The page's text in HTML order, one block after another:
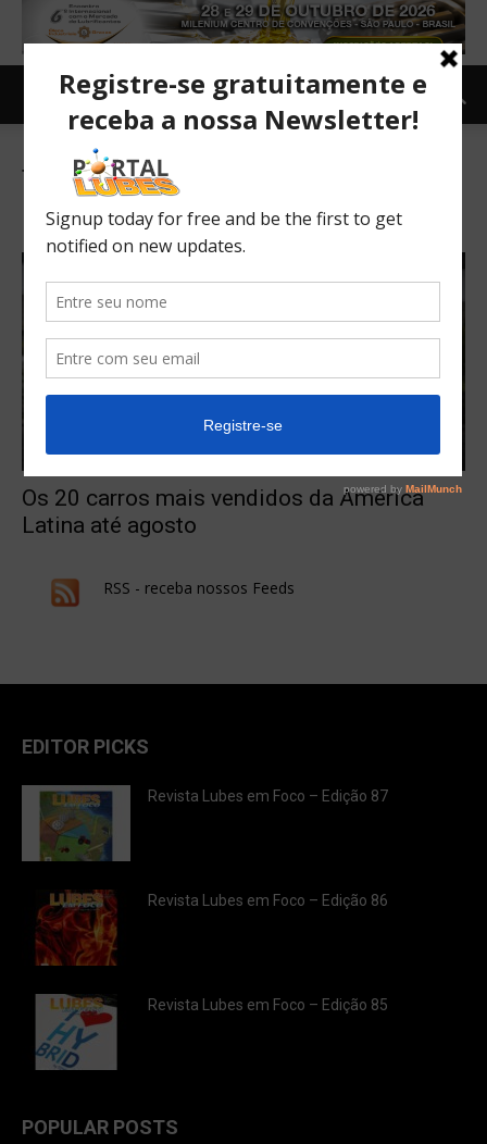
Tag: mais vendidos da América
Latina
Os 20 carros mais vendidos da América
Latina até agosto
RSS - receba nossos Feeds
EDITOR PICKS
Revista Lubes em Foco – Edição 87
Revista Lubes em Foco – Edição 86
Revista Lubes em Foco – Edição 85
POPULAR POSTS